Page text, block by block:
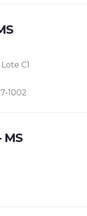
C1
1002
MS